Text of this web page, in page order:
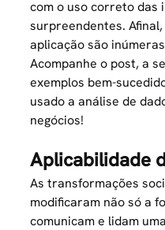
com o uso correto das
surpreendentes.
aplicação são
Acompanhe o post, a
exemplos bem-
usado a análise de
negócios!
Aplicabilidade
As transformações
modificaram não só a
comunicam e lidam